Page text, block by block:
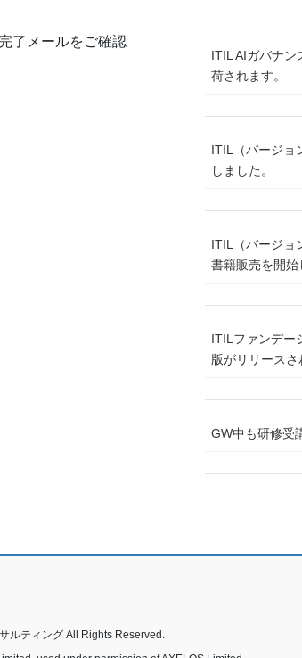
了メールをご確認
ITIL AIガバナン
荷されます。
ITIL（バージョ
しました。
ITIL（バージョ
書籍販売を開始
ITILファンデー
版がリリースさ
GW中も研修受
ルティング All Rights Reserved.